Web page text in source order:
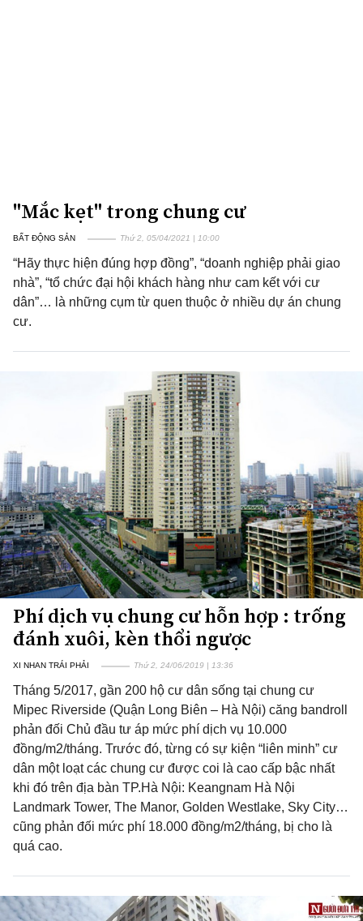
"Mắc kẹt" trong chung cư
BẤT ĐỘNG SẢN Thứ 2, 05/04/2021 | 10:00
“Hãy thực hiện đúng hợp đồng”, “doanh nghiệp phải giao
nhà”, “tổ chức đại hội khách hàng như cam kết với cư
dân”… là những cụm từ quen thuộc ở nhiều dự án chung
cư.
Phí dịch vụ chung cư hỗn hợp : trống
đánh xuôi, kèn thổi ngược
XI NHAN TRÁI PHẢI Thứ 2, 24/06/2019 | 13:36
Tháng 5/2017, gần 200 hộ cư dân sống tại chung cư
Mipec Riverside (Quận Long Biên – Hà Nội) căng bandroll
phản đối Chủ đầu tư áp mức phí dịch vụ 10.000
đồng/m2/tháng. Trước đó, từng có sự kiện “liên minh” cư
dân một loạt các chung cư được coi là cao cấp bậc nhất
khi đó trên địa bàn TP.Hà Nội: Keangnam Hà Nội
Landmark Tower, The Manor, Golden Westlake, Sky City…
cũng phản đối mức phí 18.000 đồng/m2/tháng, bị cho là
quá cao.